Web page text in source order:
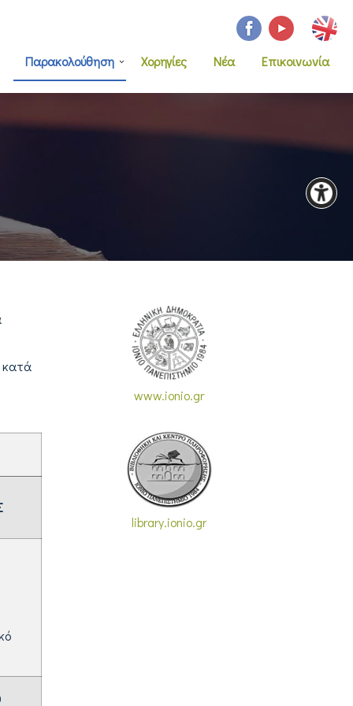
Παρακολούθηση Χορηγίες Νέα Επικοινωνία
κατά
www.ionio.gr
library.ionio.gr